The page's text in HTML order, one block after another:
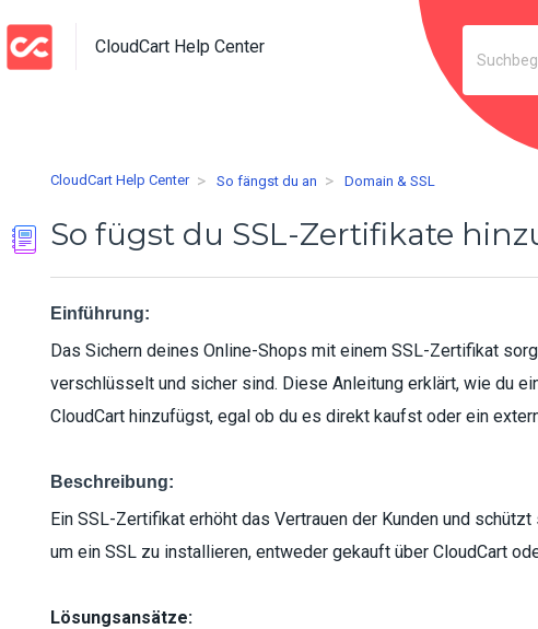
CloudCart Help Center
CloudCart Help Center So fängst du an Domain & SSL
So fügst du SSL-Zertifikate
Einführung:
Das Sichern deines Online-Shops mit einem SSL-Zertifikat
verschlüsselt und sicher sind. Diese Anleitung erklärt, wie du
CloudCart hinzufügst, egal ob du es direkt kaufst oder ein
Beschreibung:
Ein SSL-Zertifikat erhöht das Vertrauen der Kunden und
um ein SSL zu installieren, entweder gekauft über CloudCart
Lösungsansätze: